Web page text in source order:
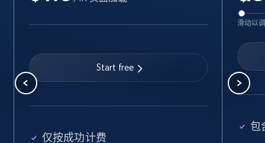
Searching data by keyword
Name, URL, ID, Cb rank, Region, About,
Industries, Operating status, and more.
Start free
仅按成功计费
滑动以
包